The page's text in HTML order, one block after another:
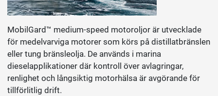
MobilGard™ medium-speed motoroljor är utvecklade
för medelvarviga motorer som körs på distillatbränslen
eller tung bränsleolja. De används i marina
dieselapplikationer där kontroll över avlagringar,
renlighet och långsiktig motorhälsa är avgörande för
tillförlitlig drift.